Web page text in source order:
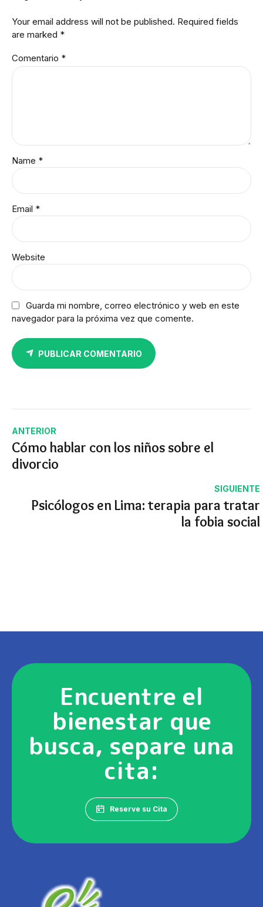
Your email address will not be published. Required fields
are marked *
Comentario *
Name *
Email *
Website
Guarda mi nombre, correo electrónico y web en este
navegador para la próxima vez que comente.
PUBLICAR COMENTARIO
ANTERIOR
Cómo hablar con los niños sobre el
divorcio
SIGUIENTE
Psicólogos en Lima: terapia para tratar
la fobia social
Encuentre el
bienestar que
busca, separe una
cita:
Reserve su Cita